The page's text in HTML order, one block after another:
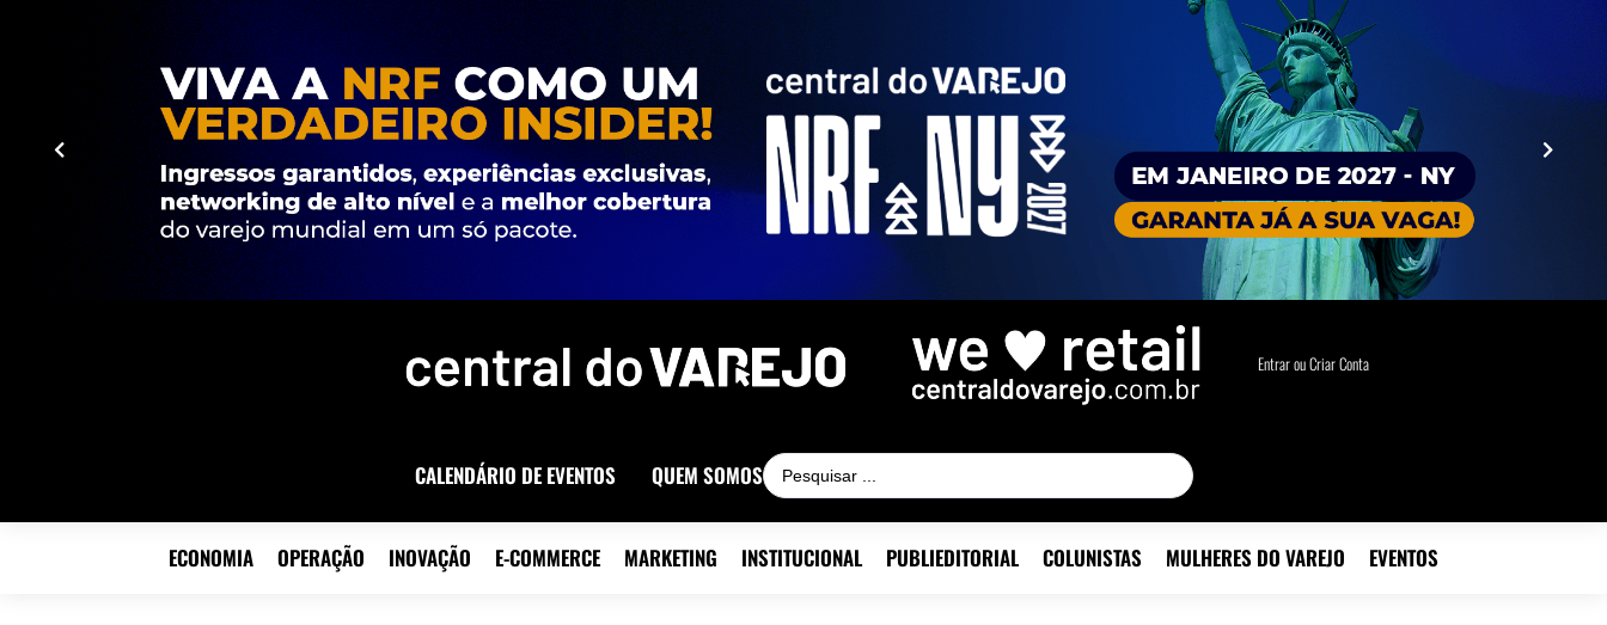
Entrar ou Criar Conta
CALENDÁRIO DE EVENTOS QUEM SOMOS
ECONOMIA OPERAÇÃO INOVAÇÃO E-COMMERCE MARKETING INSTITUCIONAL PUBLIEDITORIAL COLUNISTAS MULHERES DO VAREJO EVENTOS